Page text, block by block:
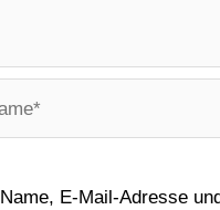
Name, E-Mail-Adresse